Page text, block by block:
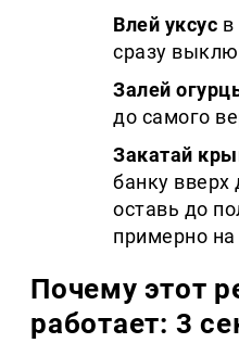
Влей уксус в
сразу
Залей
до самого
Закатай
банку вверх
оставь до
примерно на
Почему этот
работает: 3